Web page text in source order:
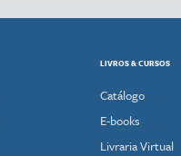
LIVROS & CURSOS
Catálogo
E-books
Livraria Virtual